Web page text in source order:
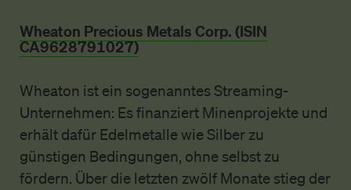
Wheaton Precious Metals Corp. (ISIN
CA9628791027)
Wheaton ist ein sogenanntes Streaming-
Unternehmen: Es finanziert Minenprojekte und
erhält dafür Edelmetalle wie Silber zu
günstigen Bedingungen, ohne selbst zu
fördern. Über die letzten zwölf Monate stieg der